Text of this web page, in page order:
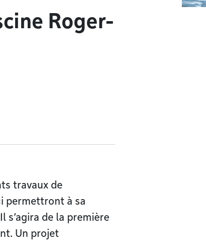
Roger-
travaux de
permettront à sa
s’agira de la première
Un projet